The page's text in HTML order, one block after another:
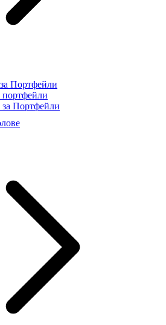
Портфейли
портфейли
за Портфейли